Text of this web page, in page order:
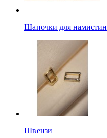
Шапочки для намистин
Швензи